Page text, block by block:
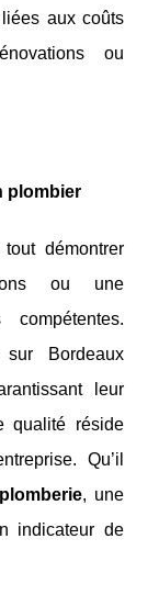
aux coûts
ou
plombier
démontrer
ou une
Bordeaux
leur
qualité réside
Qu’il
, une
indicateur de